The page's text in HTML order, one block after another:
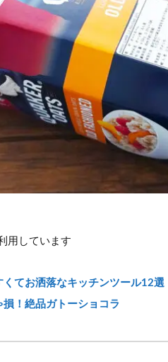
用しています
てお洒落なキッチンツール12選
！絶品ガトーショコラ